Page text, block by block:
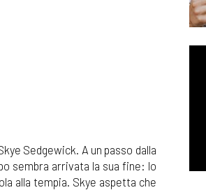
Sedgewick. A un passo dalla
sembra arrivata la sua fine: lo
alla tempia. Skye aspetta che